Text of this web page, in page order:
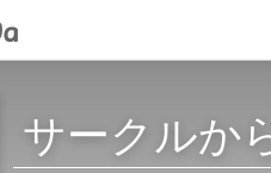
サークルか